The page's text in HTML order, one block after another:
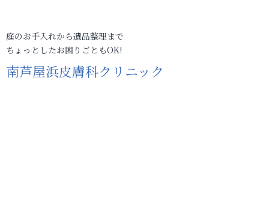
庭のお手入れから遺品整理まで
ちょっとしたお困りごともOK!
南芦屋浜皮膚科クリニック